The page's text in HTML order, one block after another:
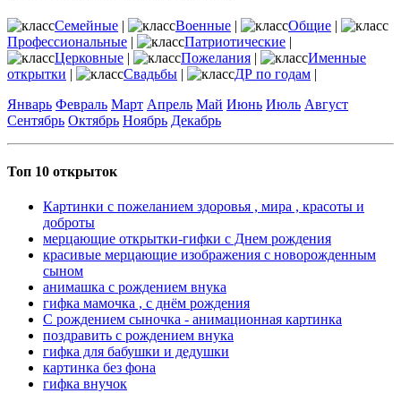
Семейные | Военные | Общие |
Профессиональные | Патриотические |
Церковные | Пожелания |
Именные
открытки | Свадьбы | ДР по годам |
Январь Февраль Март Апрель Май Июнь Июль Август
Сентябрь Октябрь Ноябрь Декабрь
Топ 10 открыток
Картинки с пожеланием здоровья , мира , красоты и
доброты
мерцающие открытки-гифки с Днем рождения
красивые мерцающие изображения с новорожденным
сыном
анимашка с рождением внука
гифка мамочка , с днём рождения
С рождением сыночка - анимационная картинка
поздравить с рождением внука
гифка для бабушки и дедушки
картинка без фона
гифка внучок